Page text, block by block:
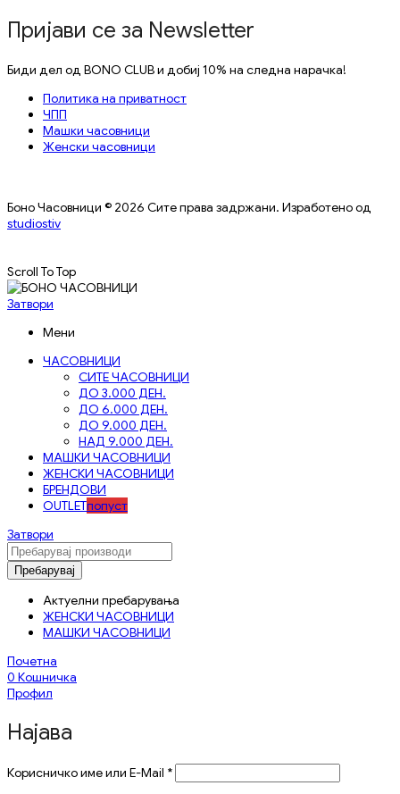
Пријави се за Newsletter
Биди дел од BONO CLUB и добиј 10% на следна нарачка!
Политика на приватност
ЧПП
Машки часовници
Женски часовници
Боно Часовници © 2026 Сите права задржани. Изработено од
studiostiv
Scroll To Top
Затвори
Мени
ЧАСОВНИЦИ
СИТЕ ЧАСОВНИЦИ
ДО 3.000 ДЕН.
ДО 6.000 ДЕН.
ДО 9.000 ДЕН.
НАД 9.000 ДЕН.
МАШКИ ЧАСОВНИЦИ
ЖЕНСКИ ЧАСОВНИЦИ
БРЕНДОВИ
OUTLETпопуст
Затвори
Пребарувај
Актуелни пребарувања
ЖЕНСКИ ЧАСОВНИЦИ
МАШКИ ЧАСОВНИЦИ
Почетна
0 Кошничка
Профил
Најава
Корисничко име или E-Mail *